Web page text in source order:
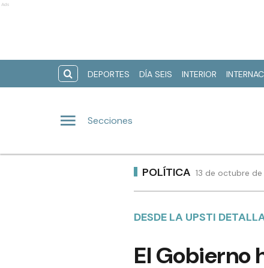
Ads
DEPORTES DÍA SEIS INTERIOR
Secciones
POLÍTICA 13 de octubre
DESDE LA UPSTI
El Gobierno